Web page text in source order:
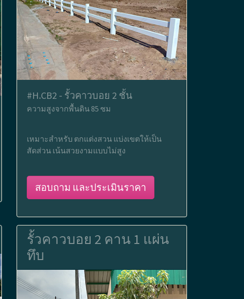
#H.CB2 - รั้วคาวบอย 2 ชั้น
ความสูงจากพื้นดิน 85 ซม
เหมาะสำหรับ ตกแต่งสวน แบ่งเขตให้เป็น
สัดส่วน เน้นสวยงามแบบไม่สูง
สอบถาม และประเมินราคา
รั้วคาวบอย 2 คาน 1 แผ่น
ทึบ